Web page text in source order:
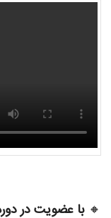
🔸با عضویت در